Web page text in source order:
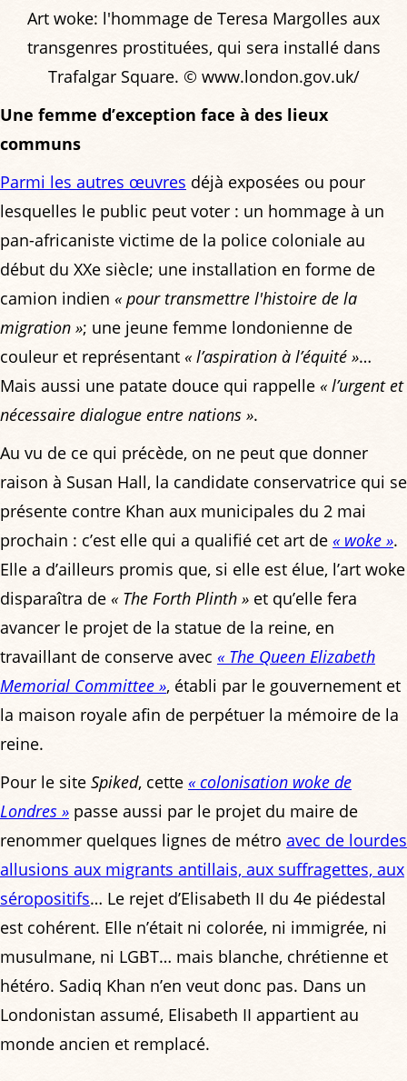
Art woke: l'hommage de Teresa Margolles aux
transgenres prostituées, qui sera installé dans
Trafalgar Square. © www.london.gov.uk/
Une femme d’exception face à des lieux
communs
Parmi les autres œuvres déjà exposées ou pour
lesquelles le public peut voter : un hommage à un
pan-africaniste victime de la police coloniale au
début du XXe siècle; une installation en forme de
camion indien « pour transmettre l'histoire de la
migration »; une jeune femme londonienne de
couleur et représentant « l’aspiration à l’équité »…
Mais aussi une patate douce qui rappelle « l’urgent et
nécessaire dialogue entre nations ».
Au vu de ce qui précède, on ne peut que donner
raison à Susan Hall, la candidate conservatrice qui se
présente contre Khan aux municipales du 2 mai
prochain : c’est elle qui a qualifié cet art de « woke ».
Elle a d’ailleurs promis que, si elle est élue, l’art woke
disparaîtra de « The Forth Plinth » et qu’elle fera
avancer le projet de la statue de la reine, en
travaillant de conserve avec « The Queen Elizabeth
Memorial Committee », établi par le gouvernement et
la maison royale afin de perpétuer la mémoire de la
reine.
Pour le site Spiked, cette « colonisation woke de
Londres » passe aussi par le projet du maire de
renommer quelques lignes de métro avec de lourdes
allusions aux migrants antillais, aux suffragettes, aux
séropositifs… Le rejet d’Elisabeth II du 4e piédestal
est cohérent. Elle n’était ni colorée, ni immigrée, ni
musulmane, ni LGBT… mais blanche, chrétienne et
hétéro. Sadiq Khan n’en veut donc pas. Dans un
Londonistan assumé, Elisabeth II appartient au
monde ancien et remplacé.